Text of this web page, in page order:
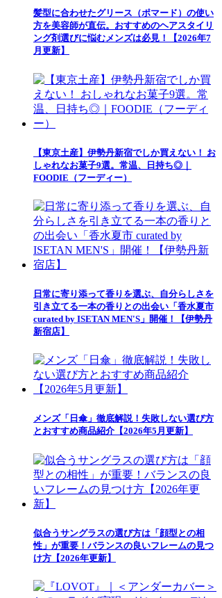
髪型に合わせたグリース（ポマード）の使い
方を美容師が直伝。おすすめのヘアスタイリ
ング剤選びに悩むメンズは必見！【2026年7
月更新】
【東京土産】伊勢丹新宿でしか買えない！ お
しゃれなお菓子9選。常温、日持ち◎｜
FOODIE（フーディー）
日常に寄り添って香りを選ぶ、自分らしさを
引き立てる一本の香りとの出会い「香水夏市
curated by ISETAN MEN'S」開催！【伊勢丹
新宿店】
メンズ「日傘」徹底解説！失敗しない選び方
とおすすめ商品紹介【2026年5月更新】
似合うサングラスの選び方は「顔型との相
性」が重要！バランスの良いフレームの見つ
け方【2026年更新】